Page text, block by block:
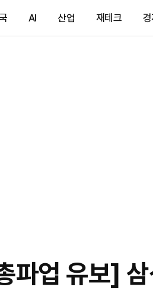
AI 산업 재테크 경
파업 유보]